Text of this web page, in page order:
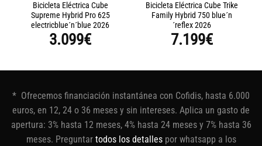
Bicicleta Eléctrica Cube
Supreme Hybrid Pro 625
electricblue´n´blue 2026
3.099€
Bicicleta Eléctrica Cube Trike
Family Hybrid 750 blue´n
´reflex 2026
7.199€
* Ofrecemos financiación instantánea con Cofidis, hasta 6.000
euros, en 12, 24 o 36 meses y sin intereses. Aplica un gasto de
apertura: 3% hasta 12 meses, 4% hasta 24 meses y 7% hasta 36
meses. Preguntar todos los detallespor whatsapp a los